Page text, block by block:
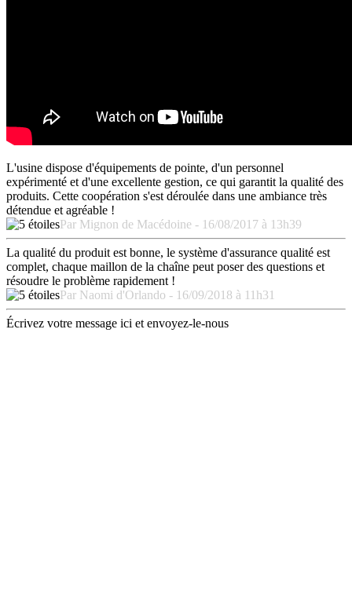
L'usine dispose d'équipements de pointe, d'un personnel
expérimenté et d'une excellente gestion, ce qui garantit la qualité des
produits. Cette coopération s'est déroulée dans une ambiance très
détendue et agréable !
Par Mignon de Macédoine - 16/08/2017 à 13h39
La qualité du produit est bonne, le système d'assurance qualité est
complet, chaque maillon de la chaîne peut poser des questions et
résoudre le problème rapidement !
Par Naomi d'Orlando - 16/09/2018 à 11h31
Écrivez votre message ici et envoyez-le-nous